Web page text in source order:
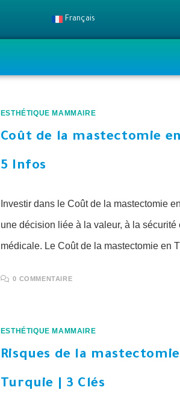
Français
ESTHÉTIQUE MAMMAIRE
Coût de la mastectomie
5 Infos
Investir dans le Coût de la mastectomie
une décision liée à la valeur, à la sécurité
médicale. Le Coût de la mastectomie en
0 COMMENTAIRE
ESTHÉTIQUE MAMMAIRE
Risques de la
Turquie | 3 Clés